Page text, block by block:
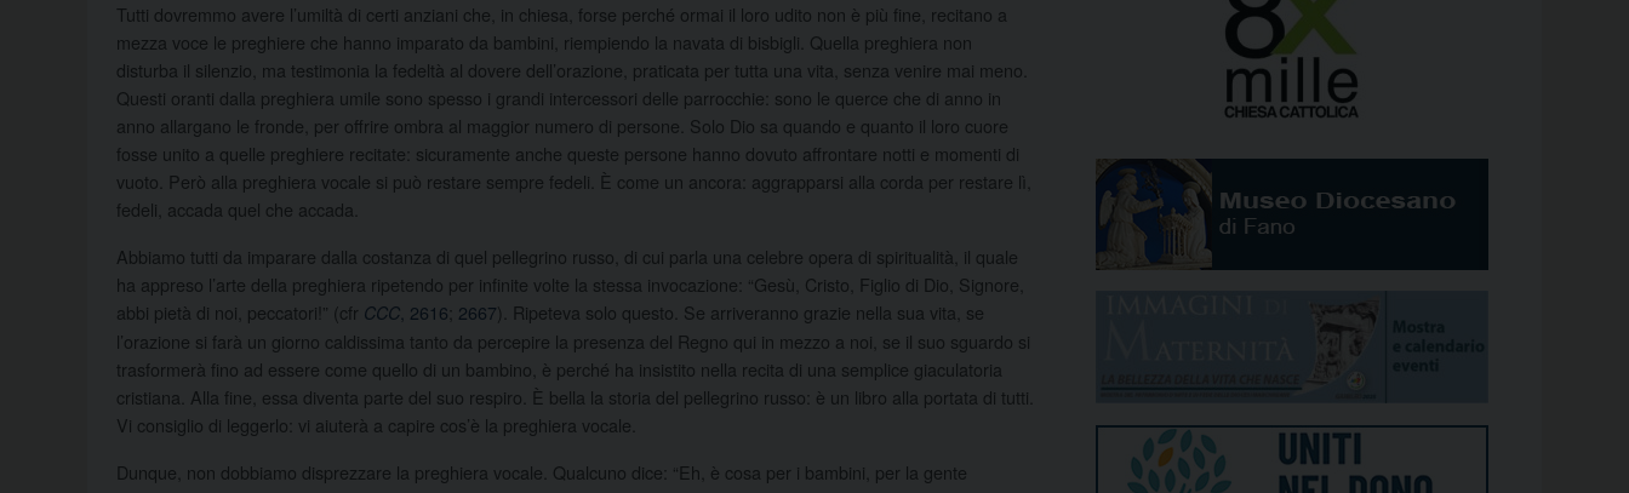
Tutti dovremmo avere l’umiltà di certi anziani che, in chiesa, forse perché ormai il loro udito non è più fine, recitano a
mezza voce le preghiere che hanno imparato da bambini, riempiendo la navata di bisbigli. Quella preghiera non
disturba il silenzio, ma testimonia la fedeltà al dovere dell’orazione, praticata per tutta una vita, senza venire mai meno.
Questi oranti dalla preghiera umile sono spesso i grandi intercessori delle parrocchie: sono le querce che di anno in
anno allargano le fronde, per offrire ombra al maggior numero di persone. Solo Dio sa quando e quanto il loro cuore
fosse unito a quelle preghiere recitate: sicuramente anche queste persone hanno dovuto affrontare notti e momenti di
vuoto. Però alla preghiera vocale si può restare sempre fedeli. È come un ancora: aggrapparsi alla corda per restare lì,
fedeli, accada quel che accada.
Abbiamo tutti da imparare dalla costanza di quel pellegrino russo, di cui parla una celebre opera di spiritualità, il quale
ha appreso l’arte della preghiera ripetendo per infinite volte la stessa invocazione: “Gesù, Cristo, Figlio di Dio, Signore,
abbi pietà di noi, peccatori!” (cfr CCC , 2616 2667). Ripeteva solo questo. Se arriveranno grazie nella sua vita, se
l’orazione si farà un giorno caldissima tanto da percepire la presenza del Regno qui in mezzo a noi, se il suo sguardo si
trasformerà fino ad essere come quello di un bambino, è perché ha insistito nella recita di una semplice giaculatoria
cristiana. Alla fine, essa diventa parte del suo respiro. È bella la storia del pellegrino russo: è un libro alla portata di tutti.
Vi consiglio di leggerlo: vi aiuterà a capire cos’è la preghiera vocale.
Dunque, non dobbiamo disprezzare la preghiera vocale. Qualcuno dice: “Eh, è cosa per i bambini, per la gente